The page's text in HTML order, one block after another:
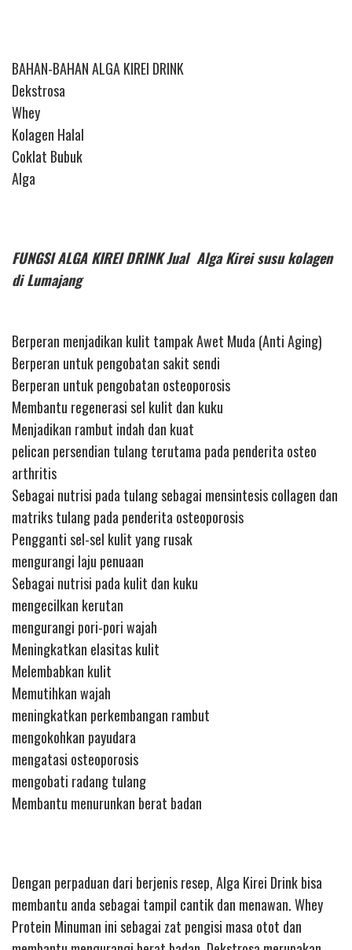
BAHAN-BAHAN ALGA KIREI DRINK
Dekstrosa
Whey
Kolagen Halal
Coklat Bubuk
Alga
FUNGSI ALGA KIREI DRINK Jual Alga Kirei susu kolagen
di Lumajang
Berperan menjadikan kulit tampak Awet Muda (Anti Aging)
Berperan untuk pengobatan sakit sendi
Berperan untuk pengobatan osteoporosis
Membantu regenerasi sel kulit dan kuku
Menjadikan rambut indah dan kuat
pelican persendian tulang terutama pada penderita osteo
arthritis
Sebagai nutrisi pada tulang sebagai mensintesis collagen dan
matriks tulang pada penderita osteoporosis
Pengganti sel-sel kulit yang rusak
mengurangi laju penuaan
Sebagai nutrisi pada kulit dan kuku
mengecilkan kerutan
mengurangi pori-pori wajah
Meningkatkan elasitas kulit
Melembabkan kulit
Memutihkan wajah
meningkatkan perkembangan rambut
mengokohkan payudara
mengatasi osteoporosis
mengobati radang tulang
Membantu menurunkan berat badan
Dengan perpaduan dari berjenis resep, Alga Kirei Drink bisa
membantu anda sebagai tampil cantik dan menawan. Whey
Protein Minuman ini sebagai zat pengisi masa otot dan